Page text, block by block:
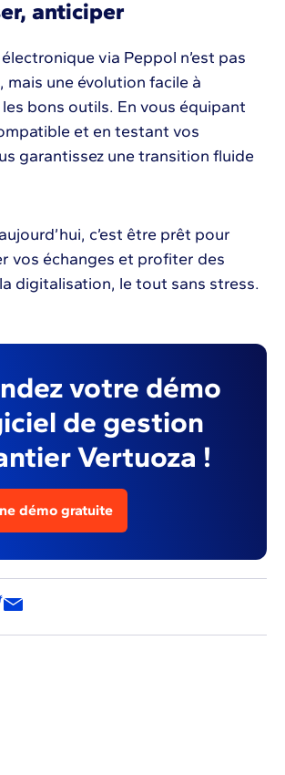
anticiper
via Peppol n’est pas
mais une évolution facile à
bons outils. En vous équipant
et en testant vos
garantissez une transition fluide
c’est être prêt pour
vos échanges et profiter des
digitalisation, le tout sans stress.
votre démo
de gestion
Vertuoza !
démo gratuite